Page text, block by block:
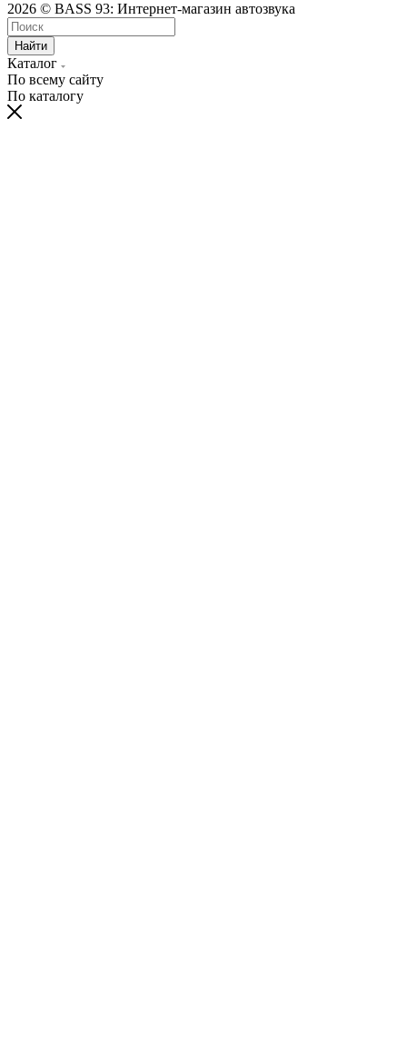
2026 © BASS 93: Интернет-магазин автозвука
Найти
Каталог
По всему сайту
По каталогу